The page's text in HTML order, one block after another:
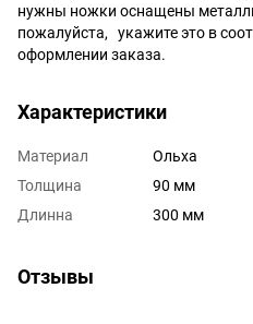
нужны ножки оснащены
пожалуйста, укажите это в
оформлении заказа.
Характеристики
Материал
Ольха
Толщина
90 мм
Длинна
300 мм
Отзывы